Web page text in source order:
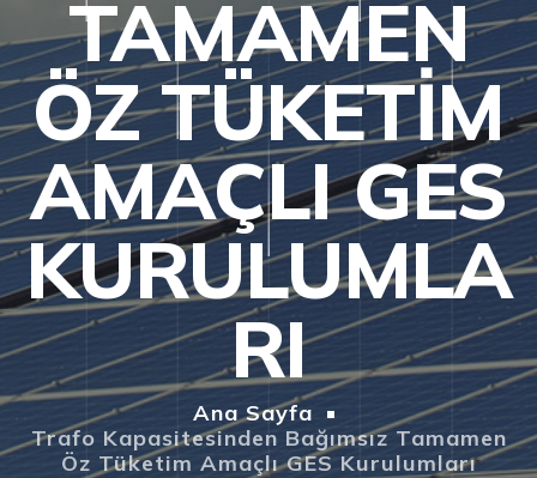
TAMAMEN
ÖZ TÜKETIM
AMAÇLI GES
KURULUMLA
RI
Ana Sayfa
Trafo Kapasitesinden Bağımsız Tamamen
Öz Tüketim Amaçlı GES Kurulumları